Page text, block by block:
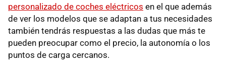
personalizado de coches eléctricos en el que además
de ver los modelos que se adaptan a tus necesidades
también tendrás respuestas a las dudas que más te
pueden preocupar como el precio, la autonomía o los
puntos de carga cercanos.